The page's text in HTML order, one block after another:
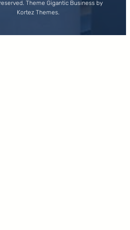
Theme Gigantic Business by
Kortez Themes.